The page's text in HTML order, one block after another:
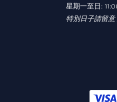
星期一至日:
特別日子請留